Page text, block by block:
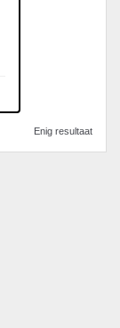
Enig resultaat